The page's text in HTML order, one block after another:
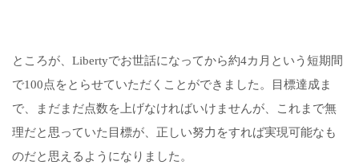
ところが、Libertyでお世話になってから約4カ月という短期間
で100点をとらせていただくことができました。目標達成ま
で、まだまだ点数を上げなければいけませんが、これまで無
理だと思っていた目標が、正しい努力をすれば実現可能なも
のだと思えるようになりました。